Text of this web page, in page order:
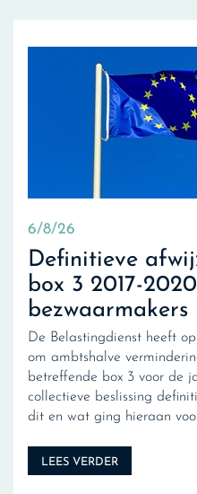
6/8/26
Definitieve
box 3 2017-
bezwaarmakers
De Belastingdienst heeft
om ambtshalve
betreffende box 3 voor de
collectieve beslissing
dit en wat ging hieraan
LEES VERDER